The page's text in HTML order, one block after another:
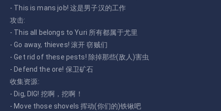
- This is mans job! 这是男子汉的工作
攻击:
- This all belongs to Yuri 所有都属于尤里
- Go away, thieves! 滚开 窃贼们
- Get rid of these pests! 除掉那些(敌人)害虫
- Defend the ore! 保卫矿石
收集资源:
- Dig, DIG! 挖啊，挖啊！
- Move those shovels 挥动(你们的)铁锹吧